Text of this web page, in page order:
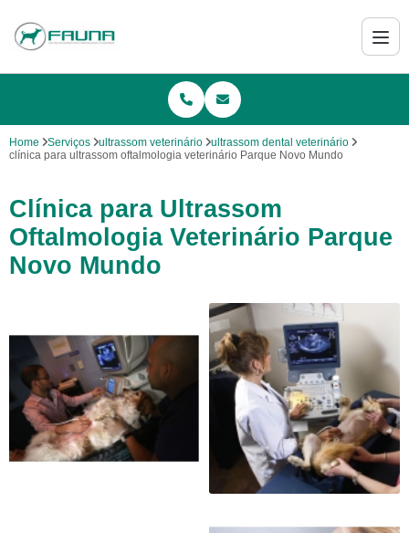
Home Serviços ultrassom veterinário
ultrassom dental veterinário
clínica para ultrassom oftalmologia veterinário Parque Novo Mundo
Clínica para Ultrassom
Oftalmologia Veterinário Parque
Novo Mundo